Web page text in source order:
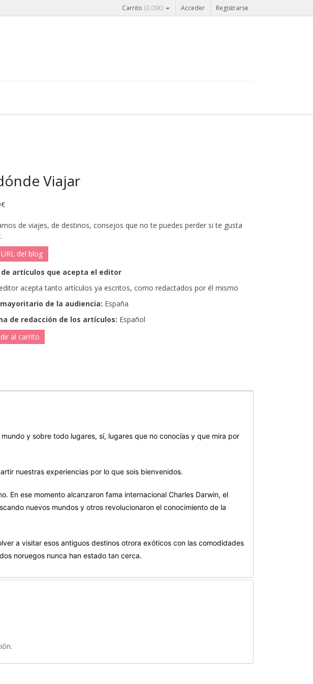
Carrito (0,00€) Acceder Registrarse
Viajar
€
de viajes, de destinos, consejos que no te puedes perder si te gusta
del blog
de artículos que acepta el editor
acepta tanto artículos ya escritos, como redactados por él mismo
de la audiencia: España
de redacción de los artículos: Español
al carrito
y sobre todo lugares, sí, lugares que no conocías y que mira por
nuestras experiencias por lo que sois bienvenidos.
En ese momento alcanzaron fama internacional Charles Darwin, el
nuevos mundos y otros revolucionaron el conocimiento de la
a visitar esos antiguos destinos otrora exóticos con las comodidades
noruegos nunca han estado tan cerca.